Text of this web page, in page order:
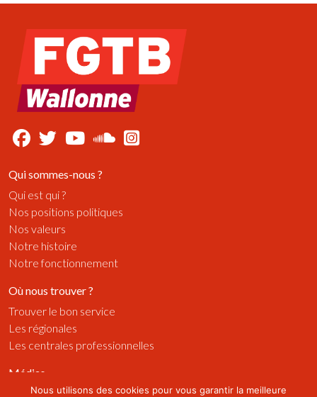
Qui sommes-nous ?
Qui est qui ?
Nos positions politiques
Nos valeurs
Notre histoire
Notre fonctionnement
Où nous trouver ?
Trouver le bon service
Les régionales
Les centrales professionnelles
Médias
Publications
Nous utilisons des cookies pour vous garantir la meilleure